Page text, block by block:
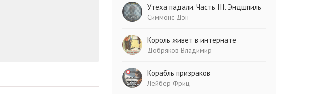
Утеха падали. Часть III. Эндшпиль
Симмонс Дэн
Король живет в интернате
Добряков Владимир
Корабль призраков
Лейбер Фриц